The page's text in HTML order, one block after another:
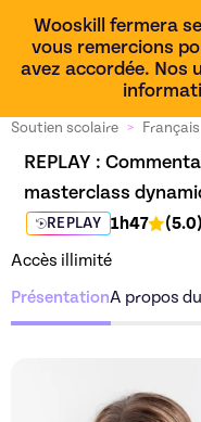
Wooskill fermera
vous remercions
avez accordée. Nos
Soutien scolaire > Français
REPLAY :
masterclass
REPLAY 1h47 (5.0)
Accès illimité
PrésentationA propos